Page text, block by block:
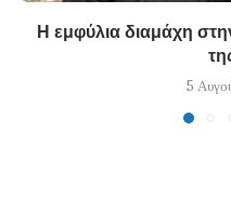
Η εμφύλια διαμάχη
5